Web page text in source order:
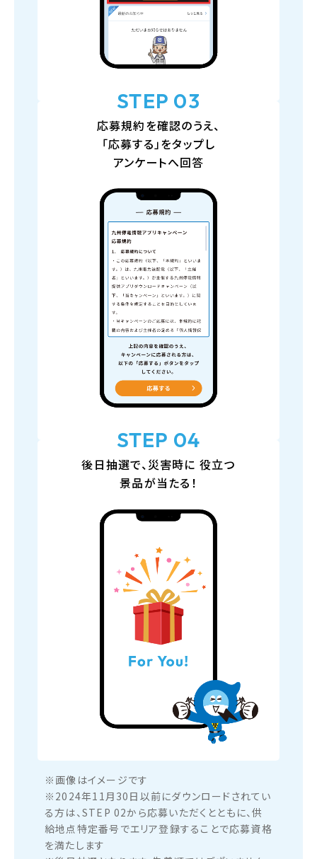
STEP 03
応募規約を確認のうえ、
「応募する」をタップし
アンケートへ回答
STEP 04
後日抽選で、災害時に 役立つ
景品が当たる！
※画像はイメージです
※2024年11月30日以前にダウンロードされてい
る方は、STEP 02から応募いただくとともに、供
給地点特定番号でエリア登録することで応募資格
を満たします